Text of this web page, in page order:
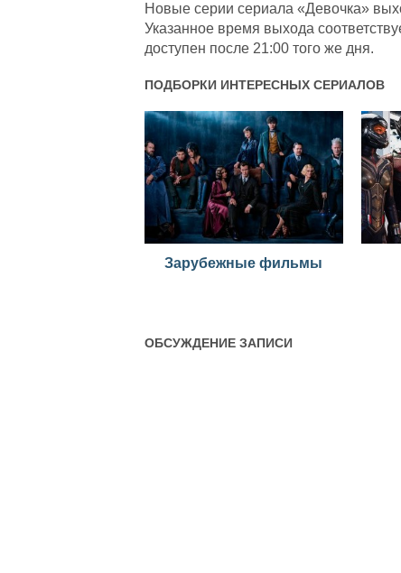
Новые серии сериала «Девочка»
Указанное время выхода
доступен после 21:00 того же дня.
ПОДБОРКИ ИНТЕРЕСНЫХ СЕРИАЛОВ
Зарубежные фильмы
ОБСУЖДЕНИЕ ЗАПИСИ